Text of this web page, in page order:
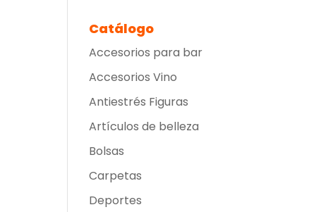
Catálogo
Accesorios para bar
Accesorios Vino
Antiestrés Figuras
Artículos de belleza
Bolsas
Carpetas
Deportes